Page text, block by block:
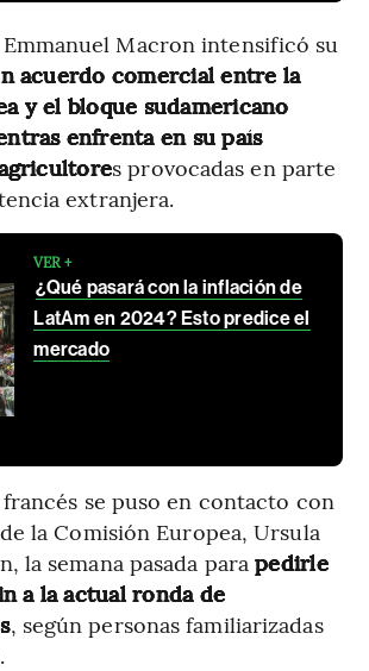
Macron intensificó su
acuerdo comercial entre la
y el bloque sudamericano
enfrenta en su país
s provocadas en parte
extranjera.
VER +
¿Qué pasará con la inflación de
LatAm en 2024? Esto predice el
mercado
se puso en contacto con
la Comisión Europea, Ursula
la semana pasada parapedirle
a la actual ronda de
, según personas familiarizadas